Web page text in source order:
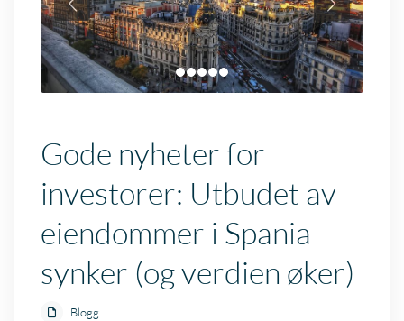
Gode nyheter for
investorer: Utbudet av
eiendommer i Spania
synker (og verdien øker)
Blogg